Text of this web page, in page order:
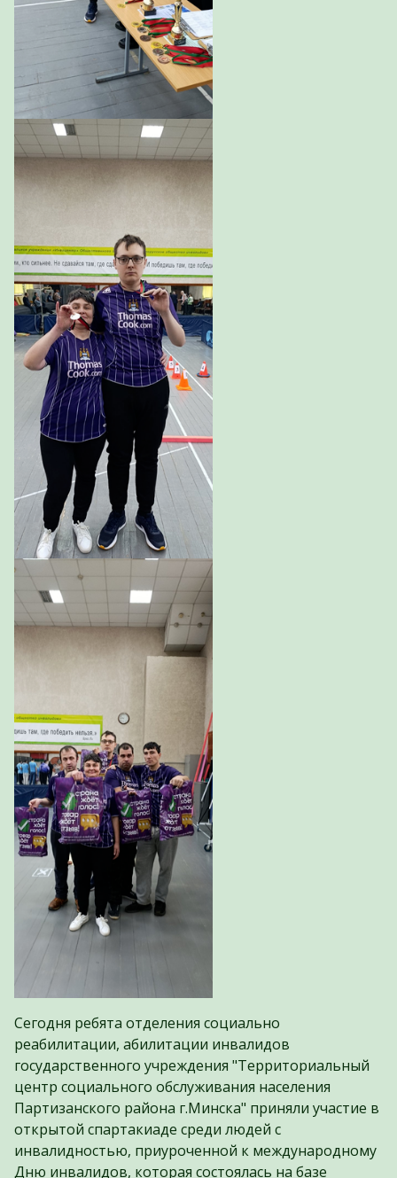
Сегодня ребята отделения социально
реабилитации, абилитации инвалидов
государственного учреждения "Территориальный
центр социального обслуживания населения
Партизанского района г.Минска" приняли участие в
открытой спартакиаде среди людей с
инвалидностью, приуроченной к международному
Дню инвалидов, которая состоялась на базе